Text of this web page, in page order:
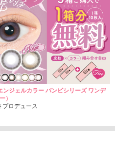
ジェルカラー バンビシリーズ ワンデ
ー）
プロデュース